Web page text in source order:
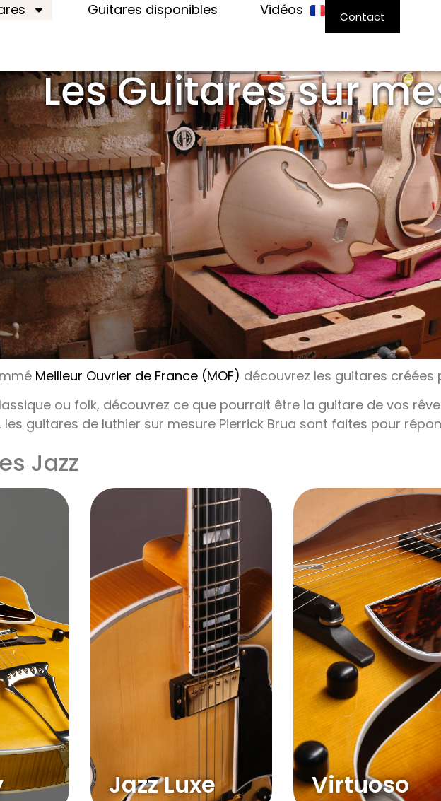
Guitares disponibles Vidéos Contact
Les Guitares sur
Meilleur Ouvrier de France (MOF) découvrez les guitares créées
ou folk, découvrez ce que pourrait être la guitare de vos
guitares de luthier sur mesure Pierrick Brua sont faites pour
Jazz
Jazz Luxe Virtuoso